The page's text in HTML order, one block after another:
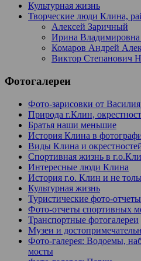
Культурная жизнь
Творческие люди Клина,
Алексей Заричный
Ирина
Комаров Андрей
Виктор Степанович
Фотогалереи
Фото-зарисовки от
Природа г.Клин,
Братья наши меньшие
История Клина в
Виды Клина и
Спортивная жизнь в
Интересные люди Клина
История г.о. Клин и не
Культурная жизнь
Туристические фото-отчеты
Фото-отчеты спортивных
Транспортные фотогалереи
Музеи и
Фото-галерея: Водоемы,
мосты